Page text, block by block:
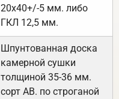
20х40+/-5 мм. либо
ГКЛ 12,5 мм.
Шпунтованная доска
камерной сушки
толщиной 35-36 мм.
сорт АВ. по строганой